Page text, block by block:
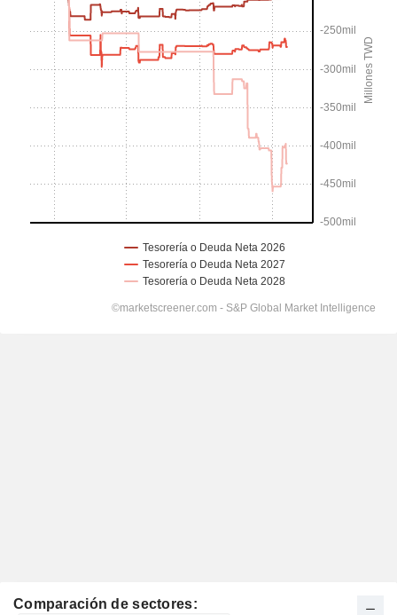
Comparación de sectores: